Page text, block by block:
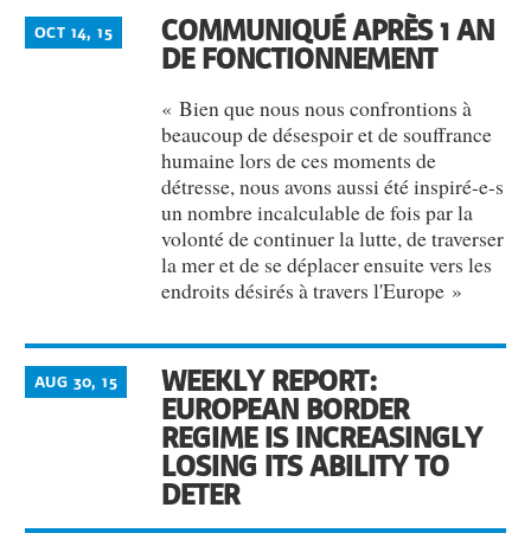
COMMUNIQUÉ APRÈS 1 AN
DE FONCTIONNEMENT
OCT 14, 15
« Bien que nous nous confrontions à
beaucoup de désespoir et de souffrance
humaine lors de ces moments de
détresse, nous avons aussi été inspiré-e-s
un nombre incalculable de fois par la
volonté de continuer la lutte, de traverser
la mer et de se déplacer ensuite vers les
endroits désirés à travers l'Europe »
WEEKLY REPORT:
EUROPEAN BORDER
REGIME IS INCREASINGLY
LOSING ITS ABILITY TO
DETER
AUG 30, 15